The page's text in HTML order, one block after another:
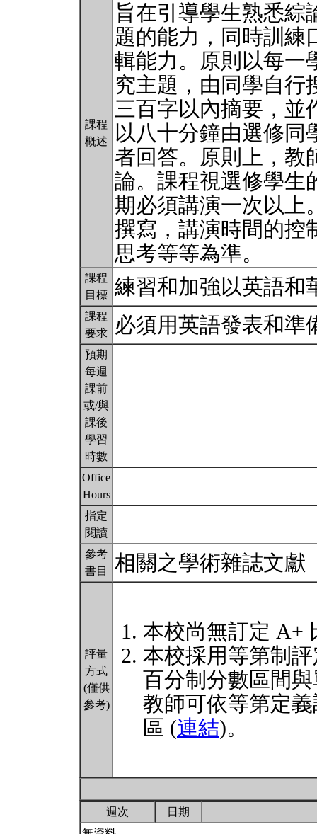
課程
概述
旨在引導學生熟悉綜
題的能力，同時訓練
輯能力。原則以每一
究主題，由同學自行
三百字以內摘要，並
以八十分鐘由選修同
者回答。原則上，教
論。課程視選修學生
期必須講演一次以上
撰寫，講演時間的控
思考等等為準。
課程
目標 練習和加強以英語和
課程
要求
必須用英語發表和
預期
每週
課前
或/與
課後
學習
時數
Office
Hours
指定
閱讀
參考
書目
相關之學術雜誌文獻
評量
方式
(僅供
參考)
本校尚無訂定 A+
本校採用等第制
百分制分數區間
教師可依等第定
區 (連結)。
週次
日期